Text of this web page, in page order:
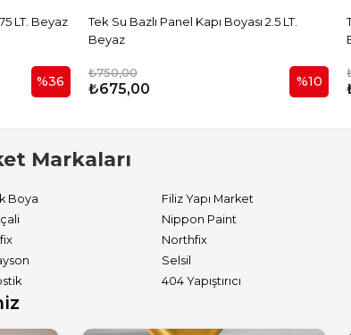
LT. Beyaz
%36
Tek Su Bazlı Panel Kapı Boyası 2.5 LT.
Beyaz
₺750,00
₺675,00 %10
Markaları
Boya
Filiz Yapı Market
Nippon Paint
Northfix
Selsil
404 Yapıştırıcı